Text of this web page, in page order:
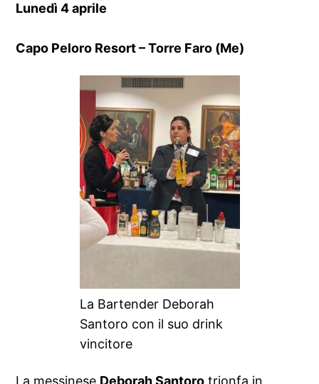
Lunedì 4 aprile
Capo Peloro Resort – Torre Faro (Me)
La Bartender Deborah
Santoro con il suo drink
vincitore